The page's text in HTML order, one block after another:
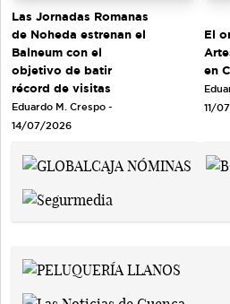
Las Jornadas Romanas
de Noheda estrenan el
Balneum con el
objetivo de batir
récord de visitas
Eduardo M. Crespo -
14/07/2026
El
en
11/